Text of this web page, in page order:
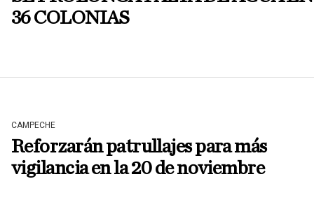
36 COLONIAS
CAMPECHE
Reforzarán patrullajes para más
vigilancia en la 20 de noviembre